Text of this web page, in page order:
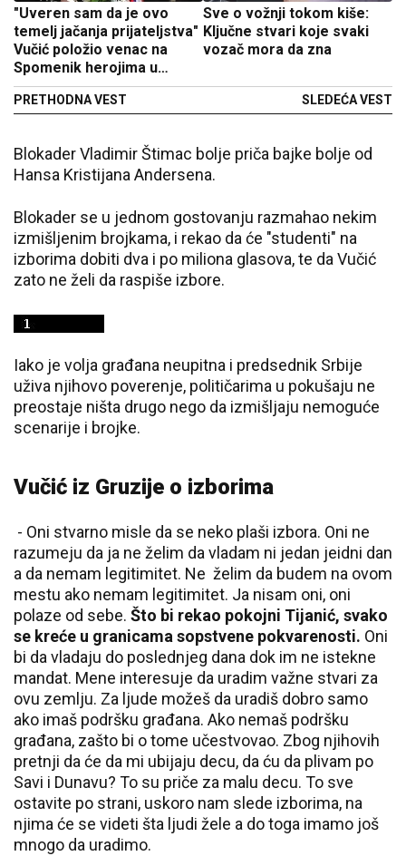
"Uveren sam da je ovo
temelj jačanja prijateljstva"
Vučić položio venac na
Spomenik herojima u
Tbilisiju
PRETHODNA VEST
Sve o vožnji tokom kiše:
Ključne stvari koje svaki
vozač mora da zna
SLEDEĆA VEST
Blokader Vladimir Štimac bolje priča bajke bolje od
Hansa Kristijana Andersena.
Blokader se u jednom gostovanju razmahao nekim
izmišljenim brojkama, i rekao da će "studenti" na
izborima dobiti dva i po miliona glasova, te da Vučić
zato ne želi da raspiše izbore.
Iako je volja građana neupitna i predsednik Srbije
uživa njihovo poverenje, političarima u pokušaju ne
preostaje ništa drugo nego da izmišljaju nemoguće
scenarije i brojke.
Vučić iz Gruzije o izborima
- Oni stvarno misle da se neko plaši izbora. Oni ne
razumeju da ja ne želim da vladam ni jedan jeidni dan
a da nemam legitimitet. Ne želim da budem na ovom
mestu ako nemam legitimitet. Ja nisam oni, oni
polaze od sebe. Što bi rekao pokojni Tijanić, svako
se kreće u granicama sopstvene pokvarenosti. Oni
bi da vladaju do poslednjeg dana dok im ne istekne
mandat. Mene interesuje da uradim važne stvari za
ovu zemlju. Za ljude možeš da uradiš dobro samo
ako imaš podršku građana. Ako nemaš podršku
građana, zašto bi o tome učestvovao. Zbog njihovih
pretnji da će da mi ubijaju decu, da ću da plivam po
Savi i Dunavu? To su priče za malu decu. To sve
ostavite po strani, uskoro nam slede izborima, na
njima će se videti šta ljudi žele a do toga imamo još
mnogo da uradimo.